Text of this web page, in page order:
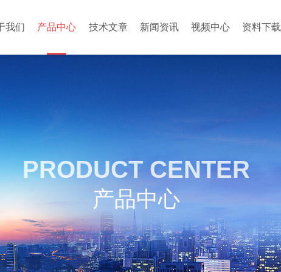
我们 产品中心 技术文章 新闻资讯 视频中心 资料下载
PRODUCT CENTER
产品中心